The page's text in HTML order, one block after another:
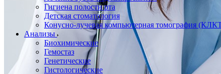
Гигиена полости рта
Детская стоматология
Конусно-лучевая компьютерная томография
Анализы
Биохимические
Гемостаз
Генетические
Гистологические